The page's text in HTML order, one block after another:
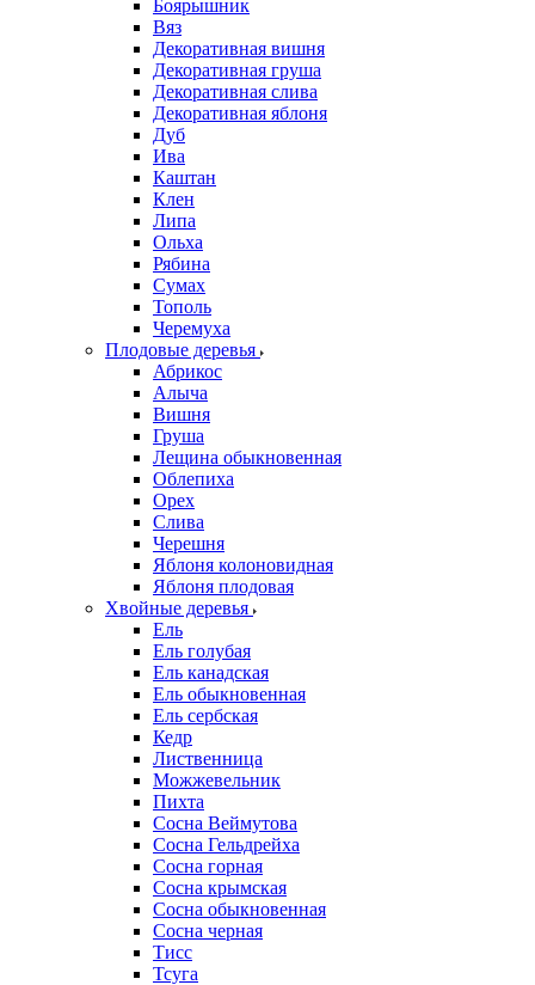
Боярышник
Вяз
Декоративная вишня
Декоративная груша
Декоративная слива
Декоративная яблоня
Дуб
Ива
Каштан
Клен
Липа
Ольха
Рябина
Сумах
Тополь
Черемуха
Плодовые деревья
Абрикос
Алыча
Вишня
Груша
Лещина обыкновенная
Облепиха
Орех
Слива
Черешня
Яблоня колоновидная
Яблоня плодовая
Хвойные деревья
Ель
Ель голубая
Ель канадская
Ель обыкновенная
Ель сербская
Кедр
Лиственница
Можжевельник
Пихта
Сосна Веймутова
Сосна Гельдрейха
Сосна горная
Сосна крымская
Сосна обыкновенная
Сосна черная
Тисс
Тсуга